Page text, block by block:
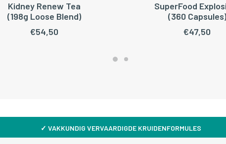
AAN WINKELWAGEN
Kidney Renew Tea
(198g Loose Blend)
€54,50
TOEVOEGEN AAN
SuperFood
(360 Capsules)
€47,50
✓ VAKKUNDIG VERVAARDIGDE KRUIDENFORMULES